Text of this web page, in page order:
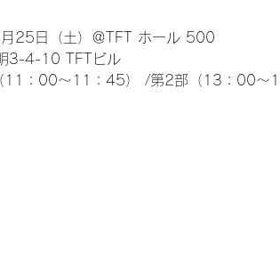
25日（土）＠TFT ホール 500
3-4-10 TFTビル
11：00～11：45） /第2部（13：00